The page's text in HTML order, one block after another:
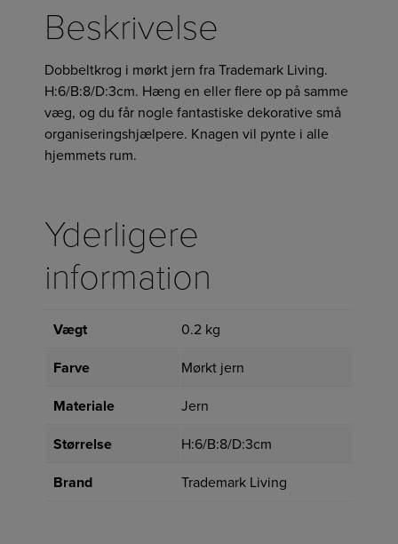
Beskrivelse
Dobbeltkrog i mørkt jern fra Trademark Living.
H:6/B:8/D:3cm. Hæng en eller flere op på samme
væg, og du får nogle fantastiske dekorative små
organiseringshjælpere. Knagen vil pynte i alle
hjemmets rum.
Yderligere
information
Vægt
0.2 kg
Farve
Mørkt jern
Materiale
Jern
Størrelse
H:6/B:8/D:3cm
Brand
Trademark Living